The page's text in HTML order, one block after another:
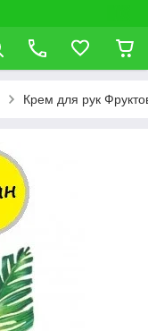
Крем для рук